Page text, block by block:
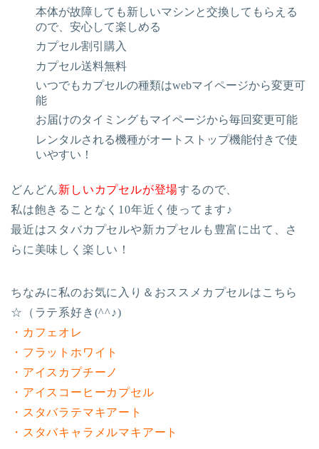
本体が故障しても新しいマシンと交換してもらえる
ので、安心して楽しめる
カプセル割引購入
カプセル送料無料
いつでもカプセルの種類はwebマイページから変更可
能
お届けのタイミングもマイページから毎回変更可能
レンタルされる機種がオートストップ機能付きで使
いやすい！
どんどん新しいカプセルが登場するので、
私は飽きることなく10年近く使ってます♪
最近はスタバカプセルや新カプセルも豊富に出て、さ
らに美味しく楽しい！
ちなみに私のお気に入り＆おススメカプセルはこちら
☆（ラテ系好き(^^♪)
・カフェオレ
・フラットホワイト
・アイスカプチーノ
・アイスコーヒーカプセル
・スタバラテマキアート
・スタバキャラメルマキアート